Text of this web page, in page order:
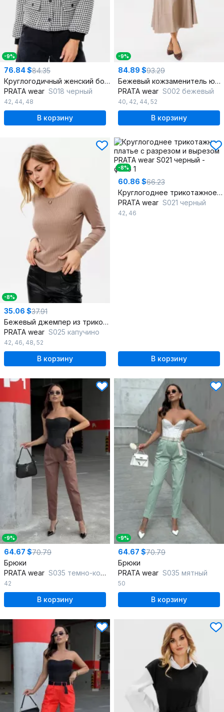
-9%
76.84 $84.35
Круглогодичный женский бомбер с накладными карманами
PRATA wear S018 черный
42, 44, 48
В корзину
-9%
84.89 $93.29
Бежевый кожзаменитель юбка-клёш с гульфиком и карманами
PRATA wear S002 бежевый
40, 42, 44, 52
В корзину
-8%
35.06 $37.91
Бежевый джемпер из трикотажа с лодочной горловиной
PRATA wear S025 капучино
42, 46, 48, 52
В корзину
-8%
60.86 $66.23
Круглогоднее трикотажное платье с разрезом и вырезом
PRATA wear S021 черный
42, 46
В корзину
-9%
64.67 $70.79
Брюки
PRATA wear S035 темно-коричневый
42
В корзину
-9%
64.67 $70.79
Брюки
PRATA wear S035 мятный
50
В корзину